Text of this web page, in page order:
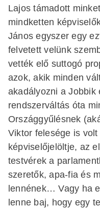
Lajos támadott
mindketten
János egyszer egy
felvetett velünk
vették elő suttogó
azok, akik minden
akadályozni a Jobbik
rendszerváltás óta
Országgyűlésnek
Viktor felesége is
képviselőjelöltje, az
testvérek a
szeretők, apa-fia és
lennének… Vagy ha
lenne baj, hogy egy